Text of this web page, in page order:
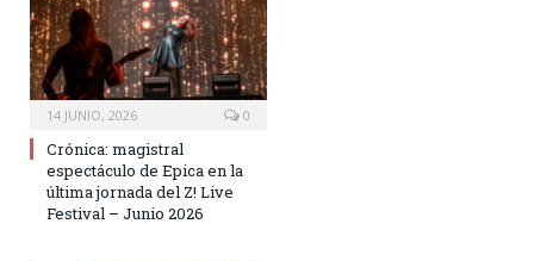
14 JUNIO, 2026 0
Crónica: magistral
espectáculo de Epica en la
última jornada del Z! Live
Festival – Junio 2026